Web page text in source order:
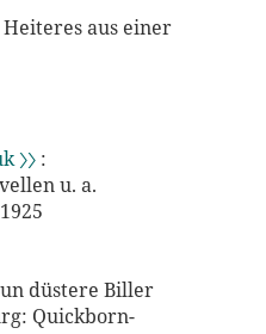
Heiteres aus einer
:
u. a.
düstere Biller
Quickborn-